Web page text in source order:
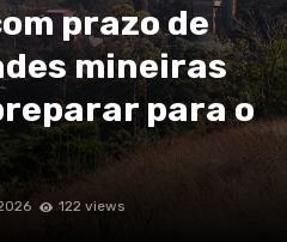
prazo de
mineiras
para o
122 views